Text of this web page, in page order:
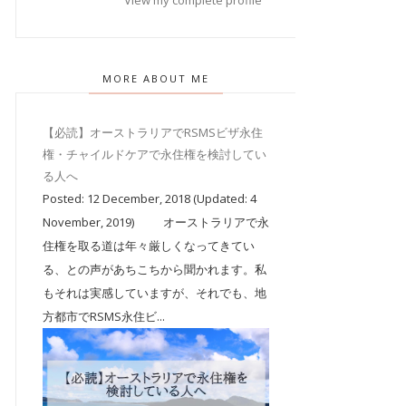
MORE ABOUT ME
【必読】オーストラリアでRSMSビザ永住
権・チャイルドケアで永住権を検討してい
る人へ
Posted: 12 December, 2018 (Updated: 4
November, 2019) オーストラリアで永
住権を取る道は年々厳しくなってきてい
る、との声があちこちから聞かれます。私
もそれは実感していますが、それでも、地
方都市でRSMS永住ビ...